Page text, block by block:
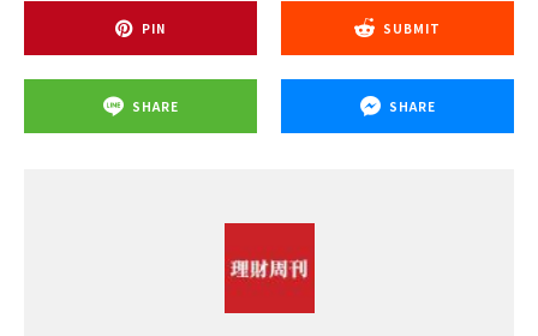
PIN SUBMIT
SHARE SHARE